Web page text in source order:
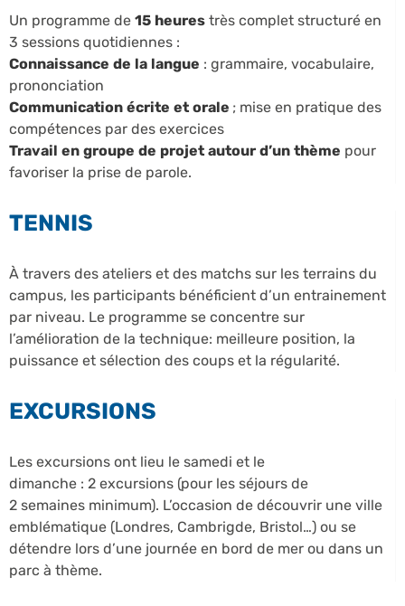
Un programme de 15 heures très complet structuré en
3 sessions quotidiennes :
Connaissance de la langue : grammaire, vocabulaire,
prononciation
Communication écrite et orale ; mise en pratique des
compétences par des exercices
Travail en groupe de projet autour d’un thème pour
favoriser la prise de parole.
TENNIS
À travers des ateliers et des matchs sur les terrains du
campus, les participants bénéficient d’un entrainement
par niveau. Le programme se concentre sur
l’amélioration de la technique: meilleure position, la
puissance et sélection des coups et la régularité.
EXCURSIONS
Les excursions ont lieu le samedi et le
dimanche : 2 excursions (pour les séjours de
2 semaines minimum). L’occasion de découvrir une ville
emblématique (Londres, Cambrigde, Bristol…) ou se
détendre lors d’une journée en bord de mer ou dans un
parc à thème.